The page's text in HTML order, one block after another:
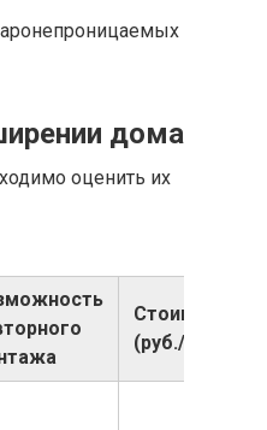
дома
оценить их
Стоимость
(руб./м²)